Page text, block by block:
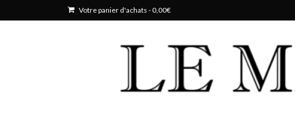
Votre panier d'achats -0,00€